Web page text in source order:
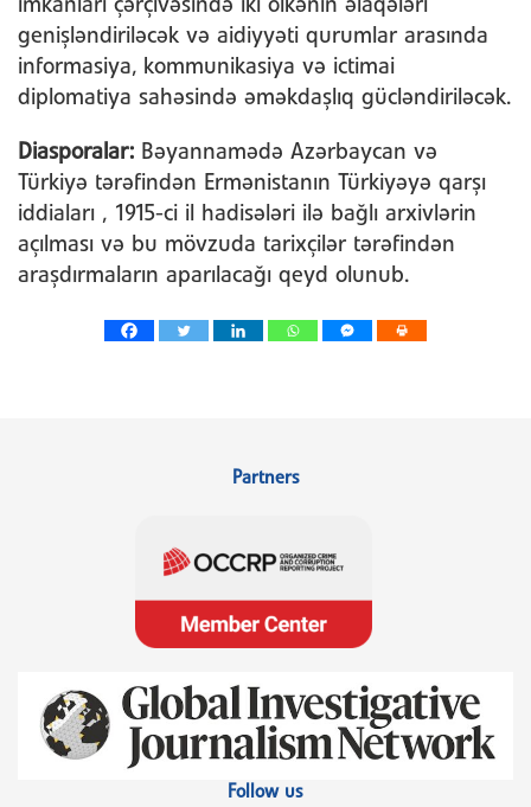
imkanları çərçivəsində iki ölkənin əlaqələri
genişləndiriləcək və aidiyyəti qurumlar arasında
informasiya, kommunikasiya və ictimai
diplomatiya sahəsində əməkdaşlıq gücləndiriləcək.
Diasporalar: Bəyannamədə Azərbaycan və
Türkiyə tərəfindən Ermənistanın Türkiyəyə qarşı
iddiaları , 1915-ci il hadisələri ilə bağlı arxivlərin
açılması və bu mövzuda tarixçilər tərəfindən
araşdırmaların aparılacağı qeyd olunub.
Partners
Follow us